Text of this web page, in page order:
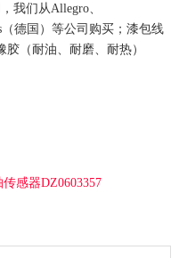
我们从Allegro、
德国）等公司购买；漆包线
（耐油、耐磨、耐热）
感器DZ0603357